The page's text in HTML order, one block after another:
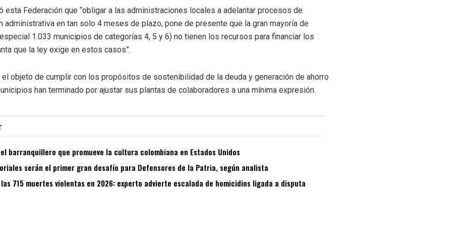
esta Federación que “obligar a las administraciones locales a adelantar procesos de
administrativa en tan solo 4 meses de plazo, pone de presente que la gran mayoría de
1.033 municipios de categorías 4, 5 y 6) no tienen los recursos para financiar los
que la ley exige en estos casos”.
el objeto de cumplir con los propósitos de sostenibilidad de la deuda y generación de ahorro
han terminado por ajustar sus plantas de colaboradores a una mínima expresión.
barranquillero que promueve la cultura colombiana en Estados Unidos
serán el primer gran desafío para Defensores de la Patria, según analista
715 muertes violentas en 2026: experto advierte escalada de homicidios ligada a disputa